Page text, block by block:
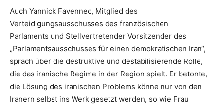
Auch Yannick Favennec, Mitglied des
Verteidigungsausschusses des französischen
Parlaments und Stellvertretender Vorsitzender des
„Parlamentsausschusses für einen demokratischen Iran“,
sprach über die destruktive und destabilisierende Rolle,
die das iranische Regime in der Region spielt. Er betonte,
die Lösung des iranischen Problems könne nur von den
Iranern selbst ins Werk gesetzt werden, so wie Frau